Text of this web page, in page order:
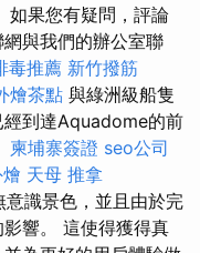
如果您有疑問，評論
與我們的辦公室聯
毒推薦 新竹撥筋
燴茶點 與綠洲級船隻
到達Aquadome的前
柬埔寨簽證 seo公司
天母 推拿
識景色，並且由於完
響。 這使得獲得真